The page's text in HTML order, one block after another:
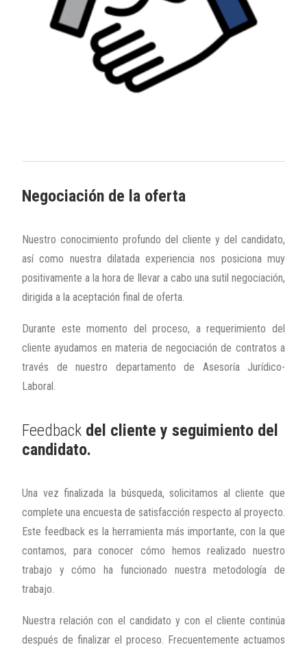
Negociación de la oferta
Nuestro conocimiento profundo del cliente y del candidato,
así como nuestra dilatada experiencia nos posiciona muy
positivamente a la hora de llevar a cabo una sutil negociación,
dirigida a la aceptación final de oferta.
Durante este momento del proceso, a requerimiento del
cliente ayudamos en materia de negociación de contratos a
través de nuestro departamento de Asesoría Jurídico-
Laboral.
Feedback del cliente y seguimiento del
candidato.
Una vez finalizada la búsqueda, solicitamos al cliente que
complete una encuesta de satisfacción respecto al proyecto.
Este feedback es la herramienta más importante, con la que
contamos, para conocer cómo hemos realizado nuestro
trabajo y cómo ha funcionado nuestra metodología de
trabajo.
Nuestra relación con el candidato y con el cliente continúa
después de finalizar el proceso. Frecuentemente actuamos